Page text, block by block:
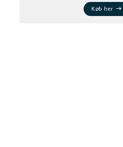
Køb her